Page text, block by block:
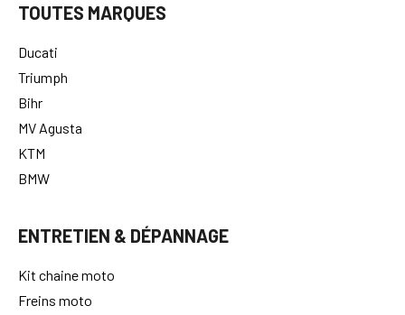
TOUTES MARQUES
Ducati
Triumph
Bihr
MV Agusta
KTM
BMW
ENTRETIEN & DÉPANNAGE
Kit chaine moto
Freins moto